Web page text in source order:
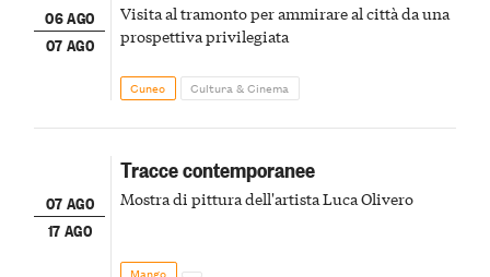
06 AGO
07 AGO
Visita al tramonto per ammirare al città da una
prospettiva privilegiata
Cuneo Cultura & Cinema
07 AGO
17 AGO
Tracce contemporanee
Mostra di pittura dell'artista Luca Olivero
Mango